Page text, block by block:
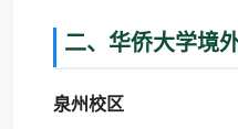
二、华侨大学境
泉州校区